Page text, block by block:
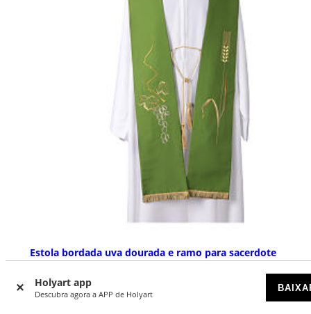
Holyart app
Descubra agora a APP de Holyart
Estola bordada uva dourada e ramo para sacerdote